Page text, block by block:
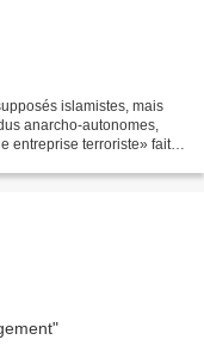
islamistes, mais
anarcho-autonomes,
entreprise terroriste» fait